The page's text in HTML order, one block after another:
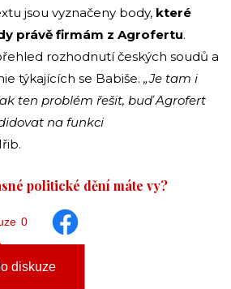
jsou vyznačeny body, které
právě firmám z Agrofertu.
rozhodnutí českých soudů a
týkajících se Babiše. „Je tam i
ten problém řešit, buď Agrofert
na funkci
politické dění máte vy?
0
diskuze